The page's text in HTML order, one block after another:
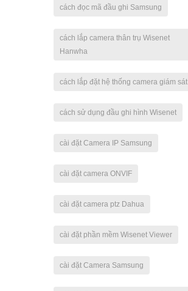
cách đọc mã đầu ghi Samsung
cách lắp camera thân trụ Wisenet
Hanwha
cách lắp đặt hệ thống camera giám sát
cách sử dụng đầu ghi hình Wisenet
cài đặt Camera IP Samsung
cài đặt camera ONVIF
cài đặt camera ptz Dahua
cài đặt phần mềm Wisenet Viewer
cài đặt Camera Samsung